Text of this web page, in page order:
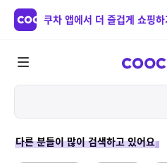
쿠차 앱에서 더 즐겁게 쇼핑하
다른 분들이 많이 검색하고 있어요